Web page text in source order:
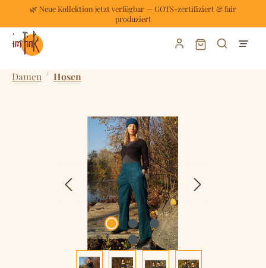
Zum Hauptinhalt springen
🌿 Neue Kollektion jetzt verfügbar — GOTS-zertifiziert & fair
produziert
Warenkorb
Damen / Hosen
Bildergalerie überspringen